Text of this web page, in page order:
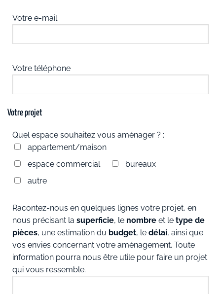
Votre e-mail
Votre téléphone
Votre projet
Quel espace souhaitez vous aménager ? :
appartement/maison
espace commercial
bureaux
autre
Racontez-nous en quelques lignes votre projet, en
nous précisant lasuperficie, le nombre et letype de
pièces, une estimation du budget, ledélai, ainsi que
vos envies concernant votre aménagement. Toute
information pourra nous être utile pour faire un projet
qui vous ressemble.